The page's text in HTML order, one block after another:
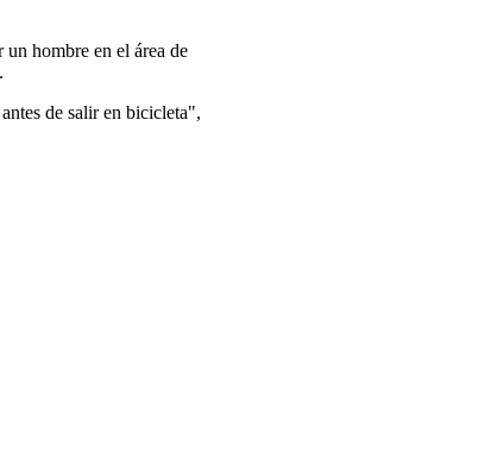
hombre en el área de
de salir en bicicleta",